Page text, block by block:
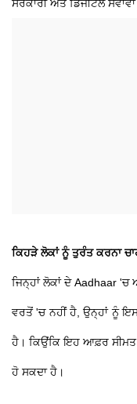
ਸਰਕਾਰੀ ਅਤੇ ਡਿਜੀਟਲ
ਕਿਹੜੇ ਲੋਕਾਂ ਨੂੰ ਤੁਰੰਤ ਕਰਨਾ
ਜਿਨ੍ਹਾਂ ਲੋਕਾਂ ਦੇ Aadhaar 'ਚ
ਵਰਤੋਂ 'ਚ ਨਹੀਂ ਹੈ, ਉਨ੍ਹਾਂ ਨੂੰ ਇਸ
ਹੈ। ਕਿਉਂਕਿ ਇਹ ਆਫ਼ਰ ਸੀਮਤ
ਹੋ ਸਕਦਾ ਹੈ।